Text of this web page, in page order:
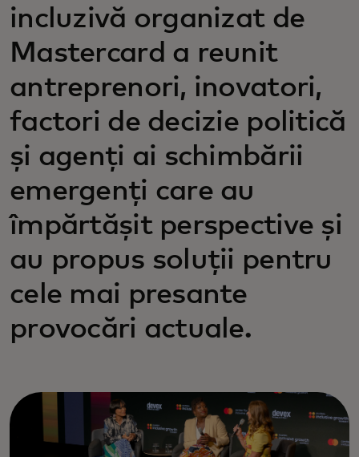
incluzivă organizat de
Mastercard a reunit
antreprenori, inovatori,
factori de decizie politică
și agenți ai schimbării
emergenți care au
împărtășit perspective și
au propus soluții pentru
cele mai presante
provocări actuale.